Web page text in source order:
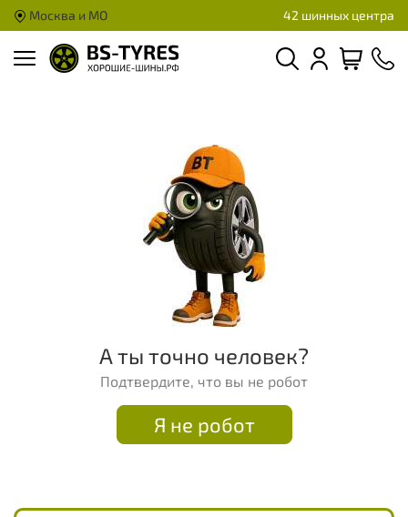
Москва и МО 42 шинных центра
А ты точно человек?
Подтвердите, что вы не робот
Я не робот